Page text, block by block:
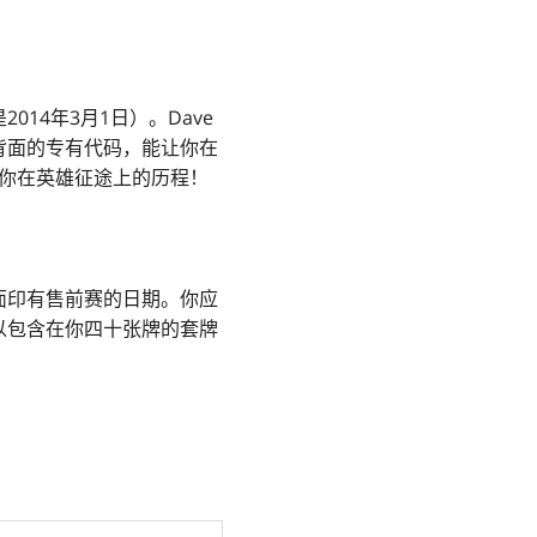
年3月1日）。Dave
的专有代码，能让你在
英雄征途上的历程！
有售前赛的日期。你应
含在你四十张牌的套牌